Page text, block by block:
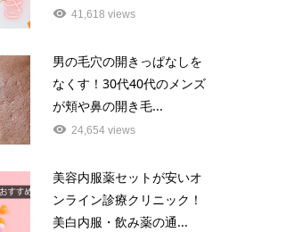
41,618 views
男の毛穴の開きっぱなしを
なくす！30代40代のメンズ
が頬や鼻の開き毛...
24,654 views
美容内服薬セットが安いオ
ンライン診療クリニック！
美白内服・飲み薬の通...